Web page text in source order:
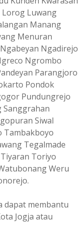
Luwang
Manang
Menuran
Ngadirejo
Ngrombo
Parangjoro
Pondok
Pundungrejo
Sanggrahan
Siwal
Tambakboyo
Tegalmade
Toriyo
Weru
dapat membantu
Jogja atau